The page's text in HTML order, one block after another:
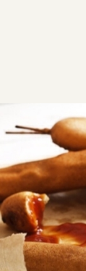
ΑΛΜΥΡΑ
Corn dog
Παιδικό πάρτυ
τα εύκολα
την παράσταση!